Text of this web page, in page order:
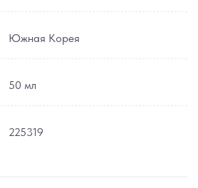
Южная Корея
50 мл
225319